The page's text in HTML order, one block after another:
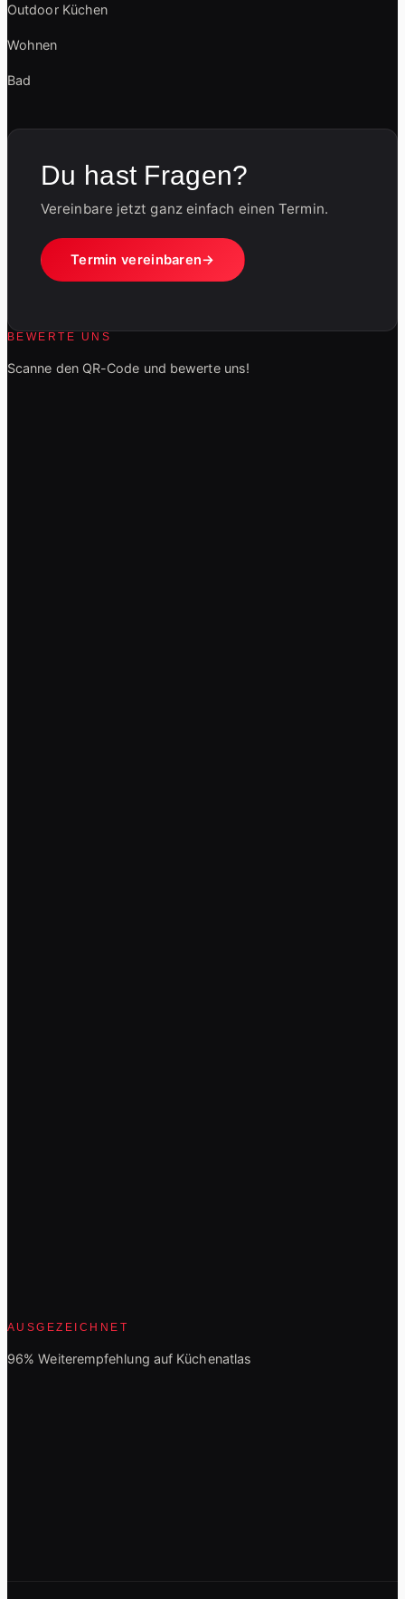
Outdoor Küchen
Wohnen
Bad
Du hast Fragen?
Vereinbare jetzt ganz einfach einen Termin.
Termin vereinbaren
BEWERTE UNS
Scanne den QR-Code und bewerte uns!
AUSGEZEICHNET
96% Weiterempfehlung auf Küchenatlas